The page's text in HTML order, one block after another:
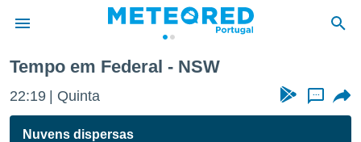
da
foi
Tempo em Federal - NSW
22:19 Quinta ...
Nuvens dispersas